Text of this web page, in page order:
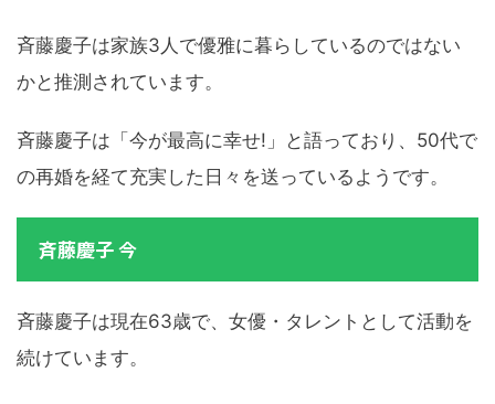
斉藤慶子は家族3人で優雅に暮らしているのではない
かと推測されています。
斉藤慶子は「今が最高に幸せ!」と語っており、50代で
の再婚を経て充実した日々を送っているようです。
斉藤慶子 今
斉藤慶子は現在63歳で、女優・タレントとして活動を
続けています。